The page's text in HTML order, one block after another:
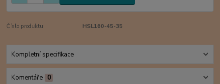
Číslo produktu: HSL160-45-35
Kompletní specifikace
Komentáře 0